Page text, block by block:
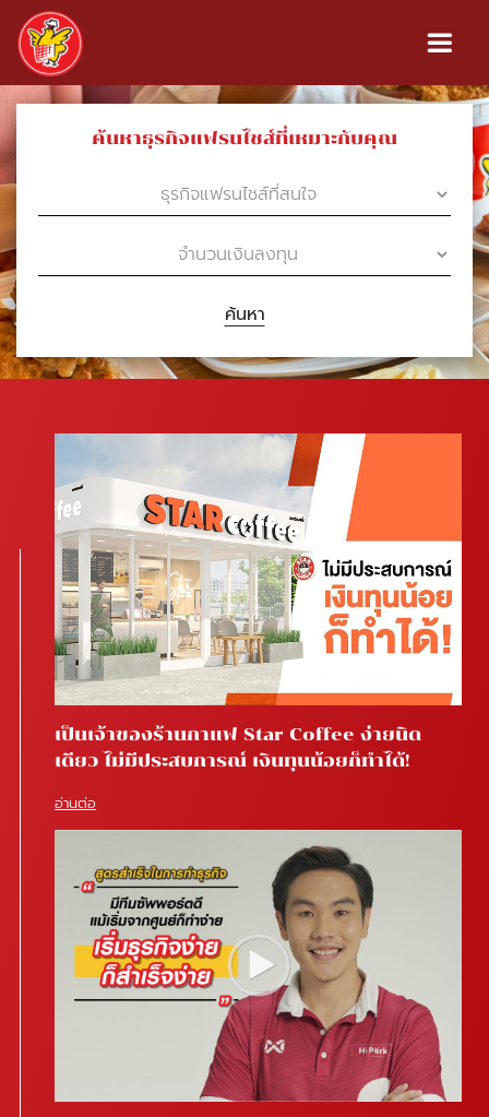
ค้นหาธุรกิจแฟรนไชส์ที่เหมาะกับคุณ
ค้นหา
เป็นเจ้าของร้านกาแฟ Star Coffee ง่ายนิด
เดียว ไม่มีประสบการณ์ เงินทุนน้อยก็ทำได้!
อ่านต่อ